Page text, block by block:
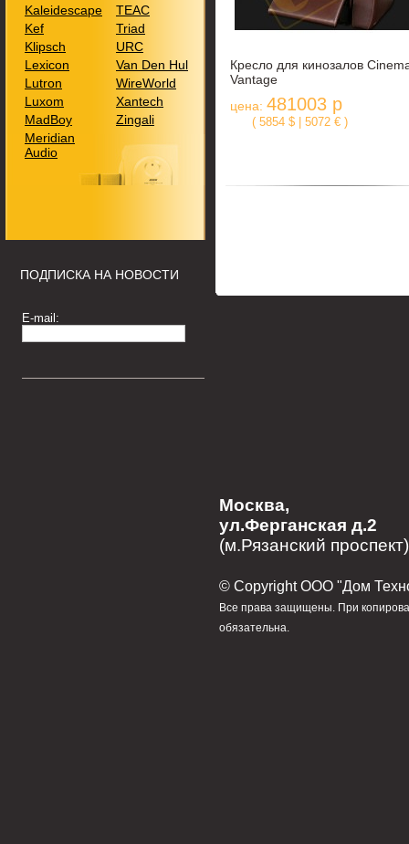
Кресло для кинозалов
Vantage
цена: 481003 р
( 5854 $ | 5072 € )
Kaleidescape
Kef
Klipsch
Lexicon
Lutron
Luxom
MadBoy
Meridian
Audio
TEAC
Triad
URC
Van Den Hul
WireWorld
Xantech
Zingali
ПОДПИСКА НА НОВОСТИ
E-mail:
Москва,
ул.Ферганская д.2
(м.Рязанский проспект)
© Сopyright ООО "Дом
Все права защищены. При
обязательна.